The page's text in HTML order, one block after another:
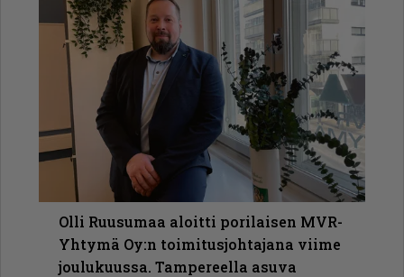
Olli Ruusumaa aloitti porilaisen MVR-
Yhtymä Oy:n toimitusjohtajana viime
joulukuussa. Tampereella asuva